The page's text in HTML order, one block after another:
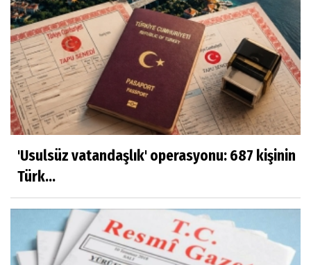
'Usulsüz vatandaşlık' operasyonu: 687 kişinin
Türk...